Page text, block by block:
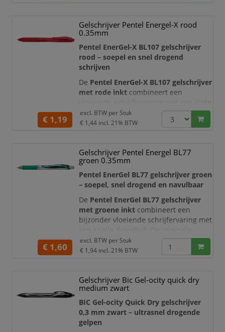
vergaderingen, op school en thuis.
Dankzij de fijne schrijflijn maakt u
duidelijke notities, vult u formu
Gelschrijver Pentel Energel-X rood
0.35mm
Pentel EnerGel-X BL107 gelschrijver
rood – soepel en snel drogend
schrijven
De Pentel EnerGel-X BL107 gelschrijver
met rode inkt combineert een
vloeiende schrijfervaring met een korte
droogtijd. De originele EnerGel-inkt
glijdt soepel over het papier en zorgt
bijzonder geschikt voor correcties,
beoordelingen, markeringen en
dagelijkse notities op kantoor, op
school of
€ 1,19
excl. BTW per Stuk
€ 1,44 incl. 21% BTW
Gelschrijver Pentel Energel BL77
groen 0.35mm
Pentel EnerGel BL77 gelschrijver groen
– soepel, snel drogend en navulbaar
De Pentel EnerGel BL77 gelschrijver
met groene inkt combineert een
bijzonder vloeiende schrijfervaring met
een snelle droogtijd. De originele
Pentel EnerGel-inkt glijdt soepel over
het papier en zorgt voor een heldere,
correcties, kleurcodering,
administratief werk en creatieve
toepassinge
€ 1,60
excl. BTW per Stuk
€ 1,94 incl. 21% BTW
Gelschrijver Bic Gel-ocity quick dry
medium zwart
BIC Gel-ocity Quick Dry gelschrijver
0,3 mm zwart – ultrasnel drogende
gelpen